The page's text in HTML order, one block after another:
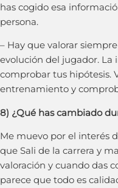
has cogido esa
persona.
– Hay que valorar
evolución del jugador. La
comprobar tus hipótesis.
entrenamiento y
8) ¿Qué has cambiado
Me muevo por el interés
que Sali de la carrera y
valoración y cuando das
parece que todo es